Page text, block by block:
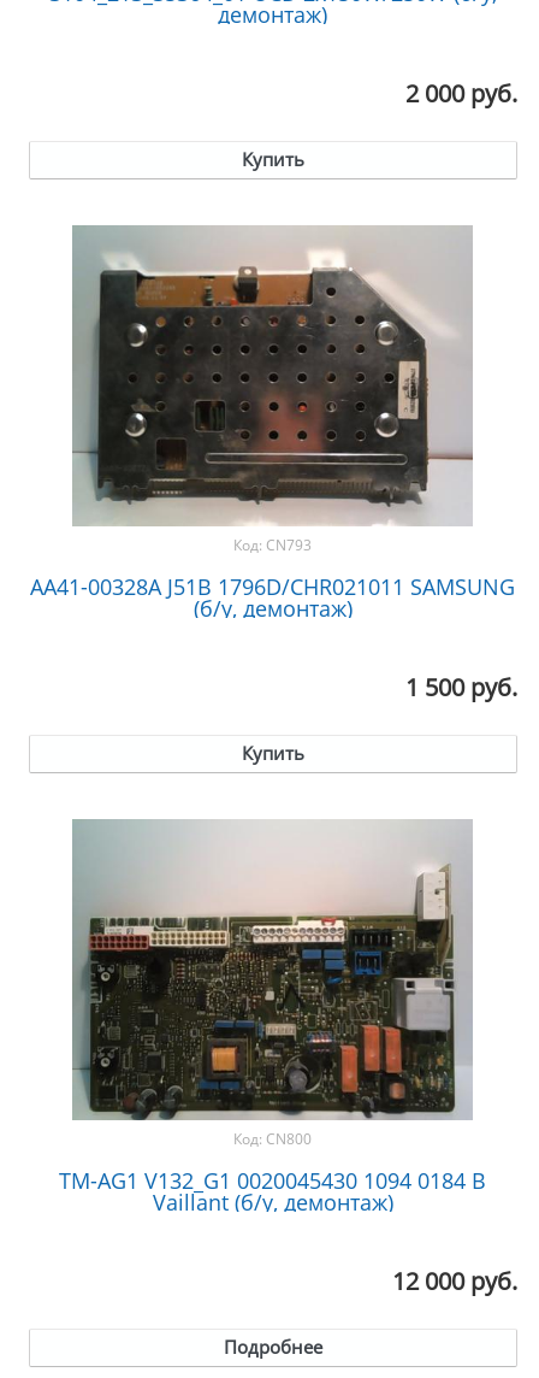
демонтаж)
2 000 руб.
Купить
Код: CN793
AA41-00328A J51B 1796D/CHR021011 SAMSUNG
(б/у, демонтаж)
1 500 руб.
Купить
Код: CN800
TM-AG1 V132_G1 0020045430 1094 0184 B
Vaillant (б/у, демонтаж)
12 000 руб.
Подробнее